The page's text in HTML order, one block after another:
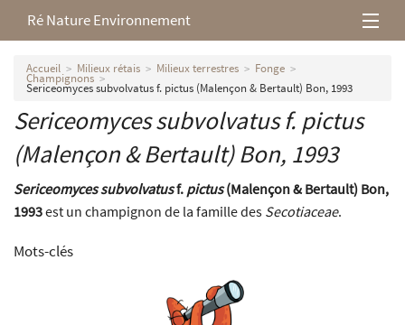
Ré Nature Environnement
L’association
Milieux rétais
Nos parutions
Accueil Milieux rétais Milieux terrestres Fonge
Champignons
Sericeomyces subvolvatus f. pictus (Malençon & Bertault) Bon, 1993
Sericeomyces subvolvatusf. pictus
(Malençon & Bertault) Bon, 1993
Sericeomyces subvolvatusf. pictus(Malençon & Bertault) Bon,
1993est un champignon de la famille des Secotiaceae.
Mots-clés